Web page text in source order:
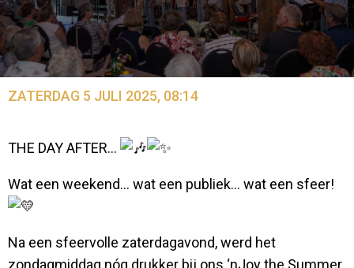
ZATERDAG 5 JULI 2025, 08:14
THE DAY AFTER…
Wat een weekend… wat een publiek… wat een sfeer!
Na een sfeervolle zaterdagavond, werd het
zondagmiddag nóg drukker bij ons ‘nJoy the Summer